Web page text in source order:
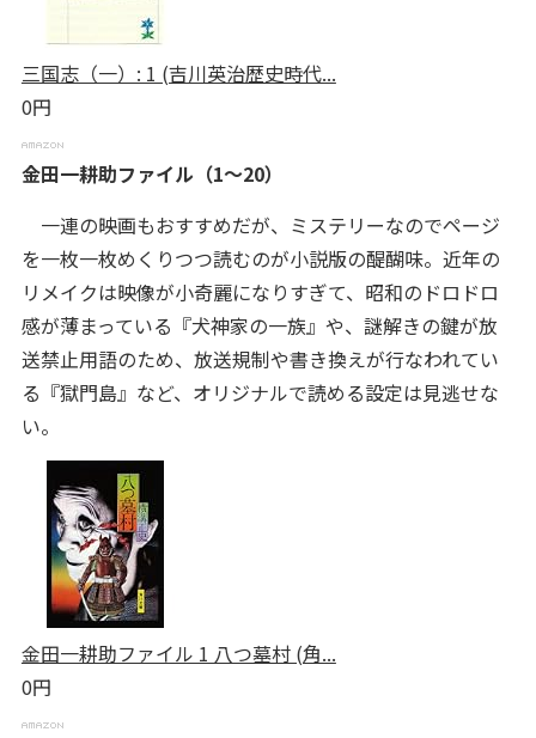
三国志（一）: 1 (吉川英治歴史時代...
0円
金田一耕助ファイル（1～20）
一連の映画もおすすめだが、ミステリーなのでページ
を一枚一枚めくりつつ読むのが小説版の醍醐味。近年の
リメイクは映像が小奇麗になりすぎて、昭和のドロドロ
感が薄まっている『犬神家の一族』や、謎解きの鍵が放
送禁止用語のため、放送規制や書き換えが行なわれてい
る『獄門島』など、オリジナルで読める設定は見逃せな
い。
金田一耕助ファイル 1 八つ墓村 (角...
0円